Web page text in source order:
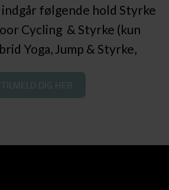
følgende hold Styrke
Cycling & Styrke (kun
Yoga, Jump & Styrke,
TILMELD DIG HER